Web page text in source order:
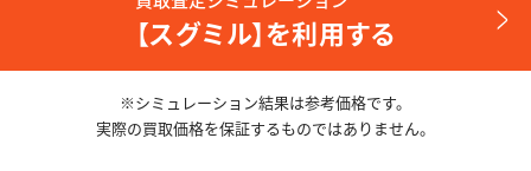
【スグミル】を利用する
※シミュレーション結果は参考価格です。
実際の買取価格を保証するものではありません。